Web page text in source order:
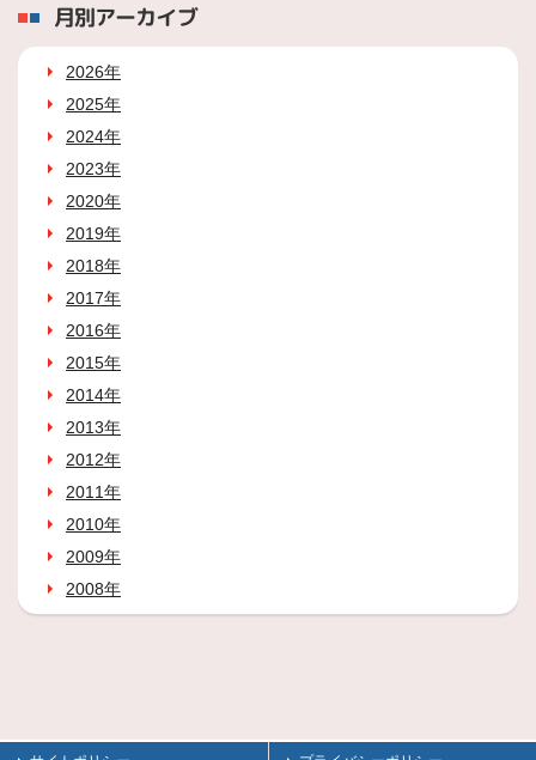
月別アーカイブ
2026年
2025年
2024年
2023年
2020年
2019年
2018年
2017年
2016年
2015年
2014年
2013年
2012年
2011年
2010年
2009年
2008年